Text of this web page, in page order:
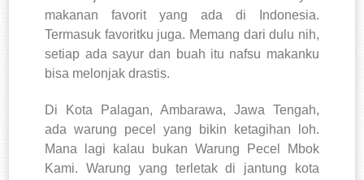
makanan favorit yang ada di Indonesia.
Termasuk favoritku juga. Memang dari dulu nih,
setiap ada sayur dan buah itu nafsu makanku
bisa melonjak drastis.
Di Kota Palagan, Ambarawa, Jawa Tengah,
ada warung pecel yang bikin ketagihan loh.
Mana lagi kalau bukan Warung Pecel Mbok
Kami. Warung yang terletak di jantung kota